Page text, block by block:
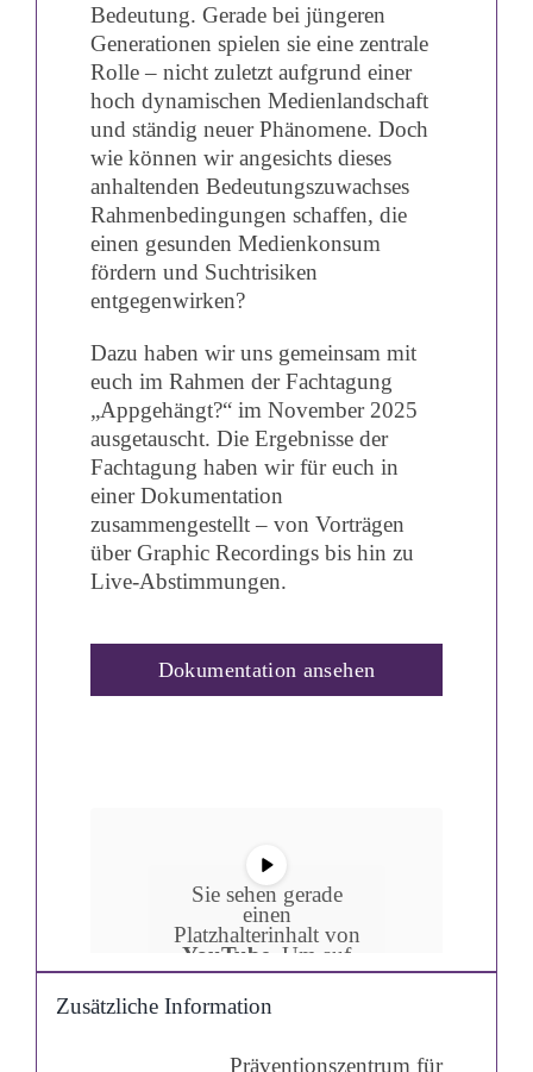
Bedeutung. Gerade bei jüngeren
Generationen spielen sie eine zentrale
Rolle – nicht zuletzt aufgrund einer
hoch dynamischen Medienlandschaft
und ständig neuer Phänomene. Doch
wie können wir angesichts dieses
anhaltenden Bedeutungszuwachses
Rahmenbedingungen schaffen, die
einen gesunden Medienkonsum
fördern und Suchtrisiken
entgegenwirken?
Dazu haben wir uns gemeinsam mit
euch im Rahmen der Fachtagung
„Appgehängt?“ im November 2025
ausgetauscht. Die Ergebnisse der
Fachtagung haben wir für euch in
einer Dokumentation
zusammengestellt – von Vorträgen
über Graphic Recordings bis hin zu
Live-Abstimmungen.
Dokumentation ansehen
Sie sehen gerade
einen
Platzhalterinhalt von
YouTube . Um auf
den eigentlichen
Inhalt zuzugreifen,
klicken Sie auf die
Bitte beachten Sie,
Zusätzliche Information
Präventionszentrum für